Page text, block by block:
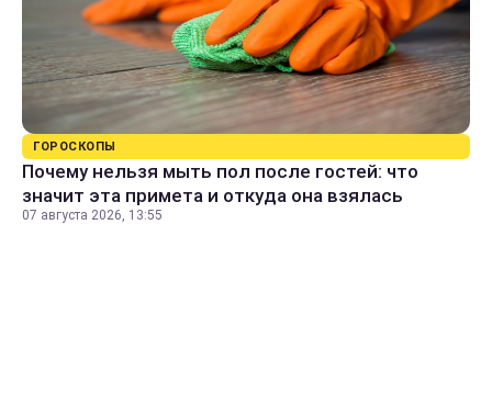
ГОРОСКОПЫ
Почему нельзя мыть пол после гостей: что
значит эта примета и откуда она взялась
07 августа 2026, 13:55